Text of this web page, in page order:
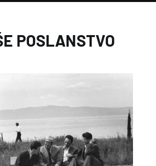
POSLANSTVO